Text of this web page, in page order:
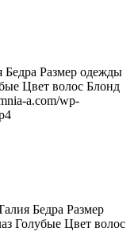
Размер одежды
Цвет волос Блонд
a.com/wp-
Бедра Размер
Голубые Цвет волос